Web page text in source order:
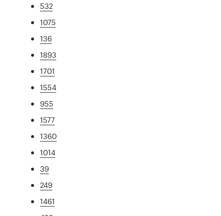
532
1075
136
1893
1701
1554
955
1577
1360
1014
39
249
1461